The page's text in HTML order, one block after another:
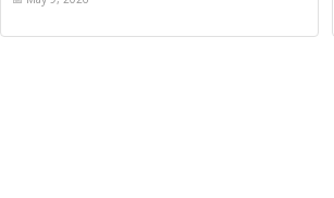
🥣 दही का रायता क्यों है गर्मियों के लिए बेस्ट?